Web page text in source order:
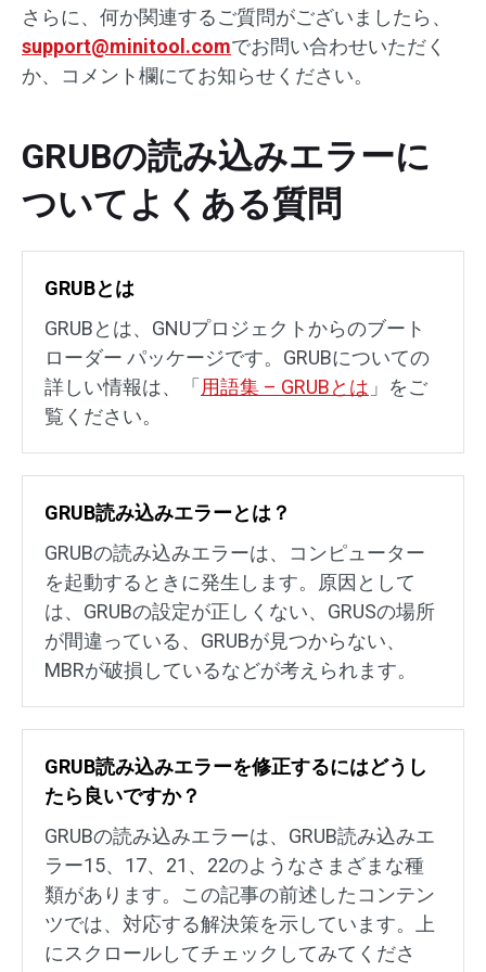
さらに、何か関連するご質問がございましたら、
support@minitool.comでお問い合わせいただく
か、コメント欄にてお知らせください。
GRUBの読み込みエラーに
ついてよくある質問
GRUBとは
GRUBとは、GNUプロジェクトからのブート
ローダー パッケージです。GRUBについての
詳しい情報は、「 用語集 – GRUBとは 」をご
覧ください。
GRUB読み込みエラーとは？
GRUBの読み込みエラーは、コンピューター
を起動するときに発生します。原因として
は、GRUBの設定が正しくない、GRUSの場所
が間違っている、GRUBが見つからない、
MBRが破損しているなどが考えられます。
GRUB読み込みエラーを修正するにはどうし
たら良いですか？
GRUBの読み込みエラーは、GRUB読み込みエ
ラー15、17、21、22のようなさまざまな種
類があります。この記事の前述したコンテン
ツでは、対応する解決策を示しています。上
にスクロールしてチェックしてみてくださ